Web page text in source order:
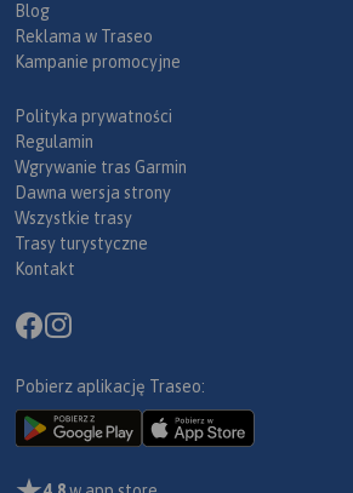
Blog
Reklama w Traseo
Kampanie promocyjne
Polityka prywatności
Regulamin
Wgrywanie tras Garmin
Dawna wersja strony
Wszystkie trasy
Trasy turystyczne
Kontakt
Pobierz aplikację Traseo: